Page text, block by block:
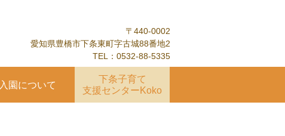
〒440-0002
愛知県豊橋市下条東町字古城88番地2
TEL：0532-88-5335
入園について
下条子育て
支援センターKoko